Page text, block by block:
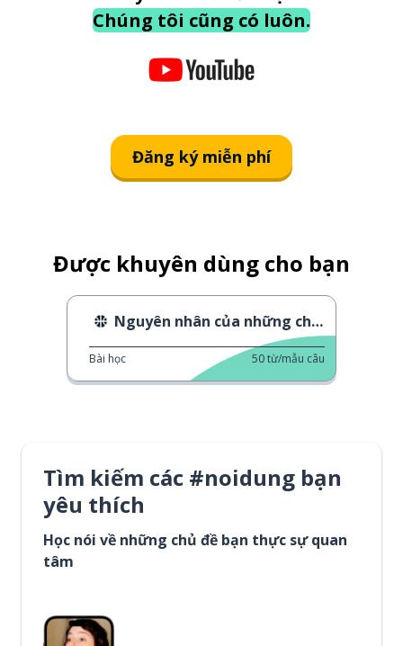
Chúng tôi cũng có luôn.
Đăng ký miễn phí
Được khuyên dùng cho bạn
Nguyên nhân của những chiếc vòng Olympic
Bài học 50từ/mẫu câu
Tìm kiếm các #noidung bạn
yêu thích
Học nói về những chủ đề bạn thực sự quan
tâm